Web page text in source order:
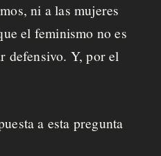
ni a las mujeres
el feminismo no es
defensivo. Y, por el
a esta pregunta